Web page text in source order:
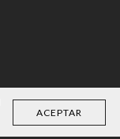
ACEPTAR